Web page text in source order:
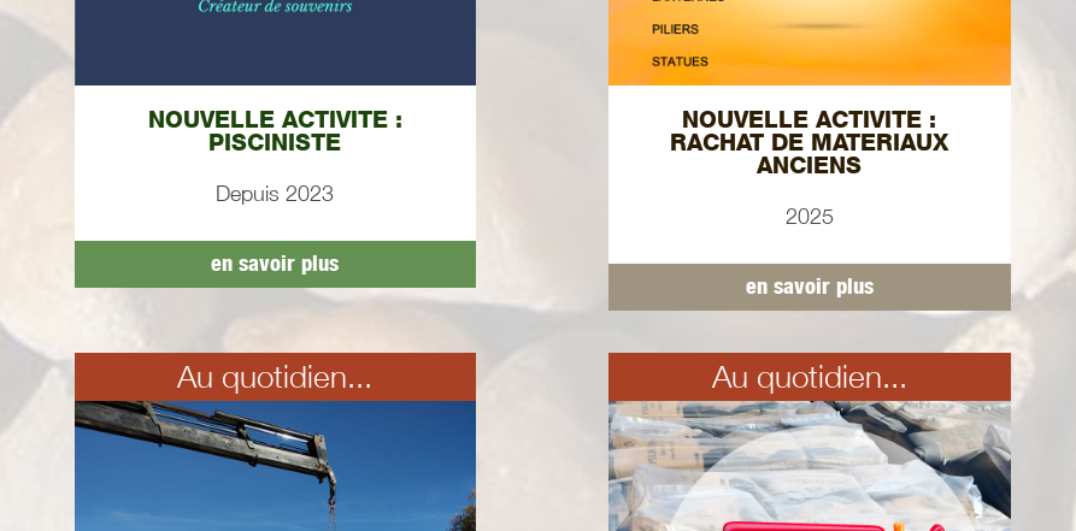
NOUVELLE ACTIVITE :
PISCINISTE
Depuis 2023
en savoir plus
NOUVELLE ACTIVITE :
RACHAT DE MATERIAUX
ANCIENS
2025
en savoir plus
Au quotidien... Au quotidien...